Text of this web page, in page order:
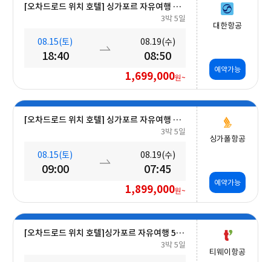
[오차드로드 위치 호텔] 싱가포르 자유여행 5일 #조식포함
3박 5일
08.15(토)
18:40
08.19(수)
08:50
1,699,000원~
대한항공
예약가능
[오차드로드 위치 호텔] 싱가포르 자유여행 5일 #조식포함 #오전출발
3박 5일
08.15(토)
09:00
08.19(수)
07:45
1,899,000원~
싱가폴항공
예약가능
[오차드로드 위치 호텔]싱가포르 자유여행 5일 #조식포함 #A330대형기종
3박 5일
티웨이항공